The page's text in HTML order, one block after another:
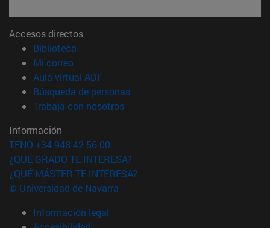
Accesos directos
Biblioteca
Mi correo(abre en nueva ventana)
Aula virtual ADI
Búsqueda de personas(abre en nueva ventana)
Trabaja con nosotros(abre en nueva ventana)
Información
TFNO +34 948 42 56 00
¿QUÉ GRADO TE INTERESA?
¿QUÉ MÁSTER TE INTERESA?
© Universidad de Navarra
Información legal